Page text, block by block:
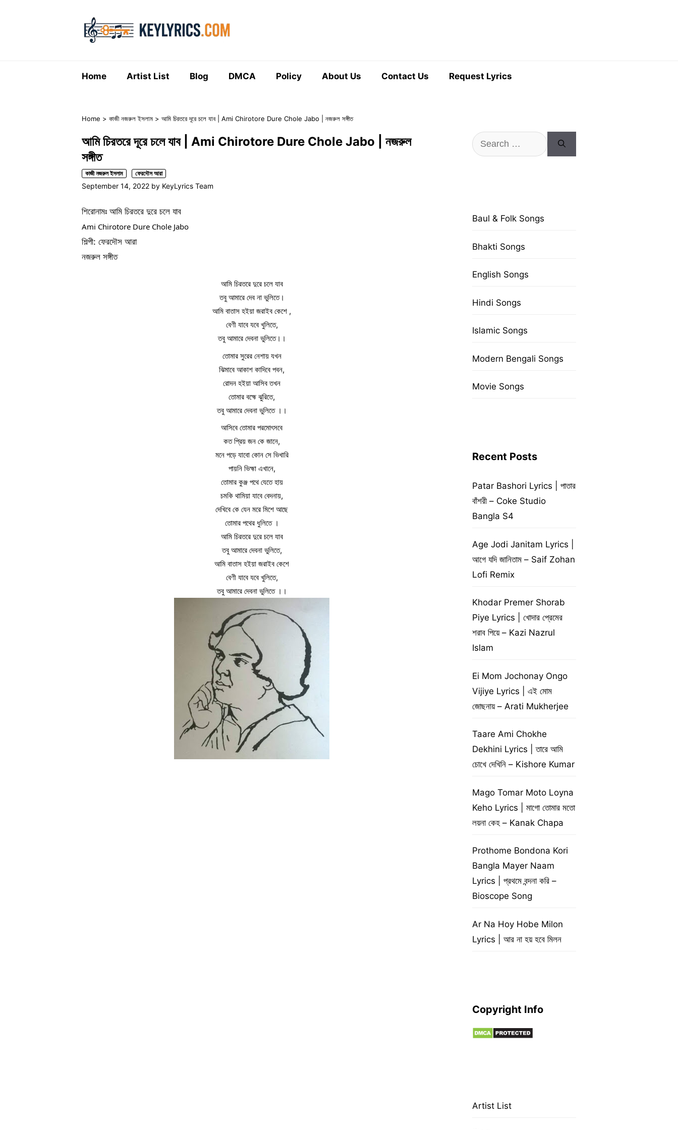
Home Artist List Blog DMCA Policy About Us Contact Us Request Lyrics
Home > কাজী নজরুল ইসলাম > আমি চিরতরে দূরে চলে যাব | Ami Chirotore Dure Chole Jabo | নজরুল সঙ্গীত
আমি চিরতরে দূরে চলে যাব | Ami Chirotore Dure Chole Jabo | নজরুল
সঙ্গীত
কাজী নজরুল ইসলাম ফেরদৌস আরা
September 14, 2022 by KeyLyrics Team
শিরোনামঃ আমি চিরতরে দুরে চলে যাব
Ami Chirotore Dure Chole Jabo
শিল্পী: ফেরদৌস আরা
নজরুল সঙ্গীত
আমি চিরতরে দুরে চলে যাব
তবু আমারে দেব না ভুলিতে।
আমি বাতাস হইয়া জরাইব কেশে ,
বেণী যাবে যবে খুলিতে,
তবু আমারে দেবনা ভুলিতে।।
তোমার সুরের নেশায় যখন
ঝিমাবে আকাশ কাদিবে পবন,
রোদন হইয়া আসিব তখন
তোমার বহ্মে ঝুরিতে,
তবু আমারে দেবনা ভুলিতে ।।
আসিবে তোমার পরমোৎসবে
কত প্রিয় জন কে জানে,
মনে পড়ে যাবো কোন সে ভিখারি
পায়নি ভিহ্মা এখানে,
তোমার কুঞ্জ পথে যেতে হায়
চমকি থামিয়া যাবে বেদনায়,
দেখিবে কে যেন মরে মিশে আছে
তোমার পথের ধুলিতে ।
আমি চিরতরে দুরে চলে যাব
তবু আমারে দেবনা ভুলিতে,
আমি বাতাস হইয়া জরাইব কেশে
বেণী যাবে যবে খুলিতে,
তবু আমারে দেবনা ভুলিতে ।।
Search
for:
Baul & Folk Songs
Bhakti Songs
English Songs
Hindi Songs
Islamic Songs
Modern Bengali Songs
Movie Songs
Recent Posts
Patar Bashori Lyrics | পাতার
বাঁশরী – Coke Studio
Bangla S4
Age Jodi Janitam Lyrics |
আগে যদি জানিতাম – Saif Zohan
Lofi Remix
Khodar Premer Shorab
Piye Lyrics | খোদার প্রেমের
শরাব পিয়ে – Kazi Nazrul
Islam
Ei Mom Jochonay Ongo
Vijiye Lyrics | এই মোম
জোছনায় – Arati Mukherjee
Taare Ami Chokhe
Dekhini Lyrics | তারে আমি
চোখে দেখিনি – Kishore Kumar
Mago Tomar Moto Loyna
Keho Lyrics | মাগো তোমার মতো
লয়না কেহ – Kanak Chapa
Prothome Bondona Kori
Bangla Mayer Naam
Lyrics | প্রথমে বন্দনা করি –
Bioscope Song
Ar Na Hoy Hobe Milon
Lyrics | আর না হয় হবে মিলন
Copyright Info
Artist List